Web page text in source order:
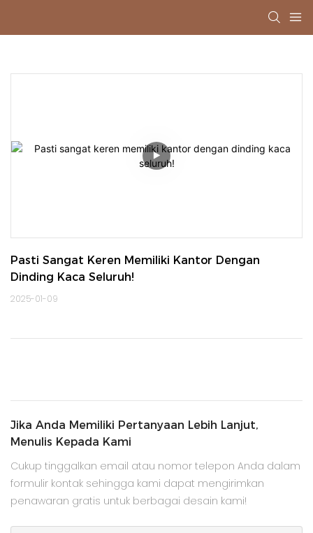
Pasti Sangat Keren Memiliki Kantor Dengan
Dinding Kaca Seluruh!
2025-01-09
Jika Anda Memiliki Pertanyaan Lebih Lanjut,
Menulis Kepada Kami
Cukup tinggalkan email atau nomor telepon Anda dalam
formulir kontak sehingga kami dapat mengirimkan
penawaran gratis untuk berbagai desain kami!